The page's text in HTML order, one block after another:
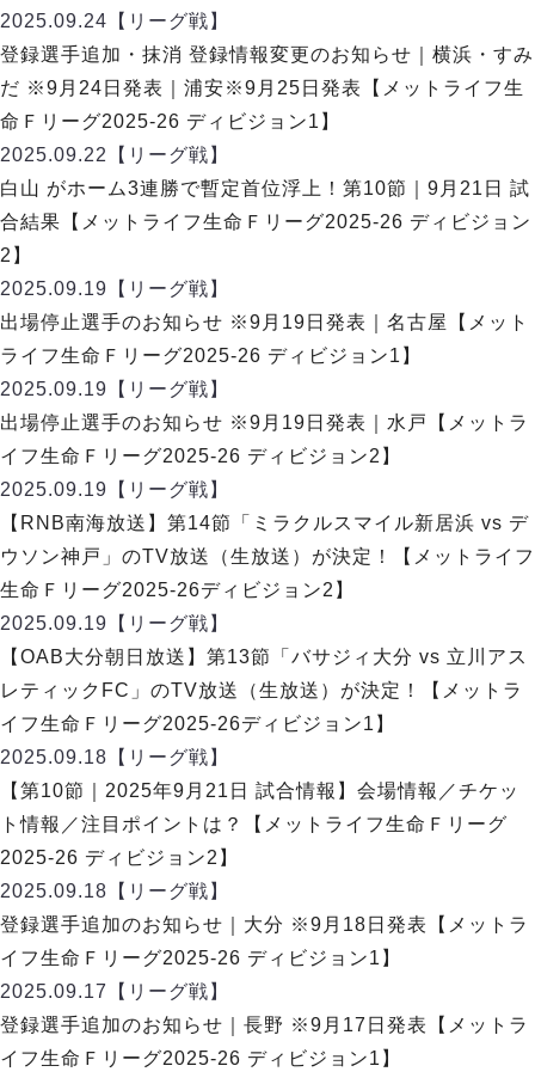
リガーレヴィア葛飾
Y．S．C．C．横浜
ヴィンセドール白山
アグレミーナ浜松
デウソン神戸
ポルセイド浜田
ミラクルスマイル新居浜
2025.09.24 【リーグ戦】
登録選手追加・抹消 登録情報変更のお知らせ｜横浜・すみ
だ ※9月24日発表｜浦安※9月25日発表【メットライフ生
命Ｆリーグ2025-26 ディビジョン1】
2025.09.22
【リーグ戦】
白山 がホーム3連勝で暫定首位浮上！第10節｜9月21日 試
合結果【メットライフ生命Ｆリーグ2025-26 ディビジョン
2】
2025.09.19 【リーグ戦】
出場停止選手のお知らせ ※9月19日発表｜名古屋【メット
ライフ生命Ｆリーグ2025-26 ディビジョン1】
2025.09.19 【リーグ戦】
出場停止選手のお知らせ ※9月19日発表｜水戸【メットラ
イフ生命Ｆリーグ2025-26 ディビジョン2】
2025.09.19 【リーグ戦】
【RNB南海放送】第14節「ミラクルスマイル新居浜 vs デ
ウソン神戸」のTV放送（生放送）が決定！【メットライフ
生命Ｆリーグ2025-26ディビジョン2】
2025.09.19 【リーグ戦】
【OAB大分朝日放送】第13節「バサジィ大分 vs 立川アス
レティックFC」のTV放送（生放送）が決定！【メットラ
イフ生命Ｆリーグ2025-26ディビジョン1】
2025.09.18 【リーグ戦】
【第10節｜2025年9月21日 試合情報】会場情報／チケッ
ト情報／注目ポイントは？【メットライフ生命Ｆリーグ
2025-26 ディビジョン2】
2025.09.18 【リーグ戦】
登録選手追加のお知らせ｜大分 ※9月18日発表【メットラ
イフ生命Ｆリーグ2025-26 ディビジョン1】
2025.09.17
【リーグ戦】
登録選手追加のお知らせ｜長野 ※9月17日発表【メットラ
イフ生命Ｆリーグ2025-26 ディビジョン1】